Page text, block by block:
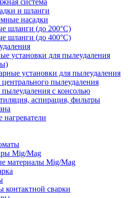
система
и шланги
насадки
шланги (до 200°C)
шланги (до 400°C)
установки для пылеудаления
установки для пылеудаления
пылеудаления
с консолью
аспирация, фильтры
Mig/Mag
материалы Mig/Mag
контактной сварки